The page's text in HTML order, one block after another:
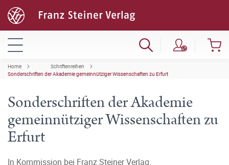
Home
Schriftenreihen
Sonderschriften der Akademie gemeinnütziger Wissenschaften zu Erfurt
Sonderschriften der Akademie
gemeinnütziger Wissenschaften zu
Erfurt
In Kommission bei Franz Steiner Verlag.